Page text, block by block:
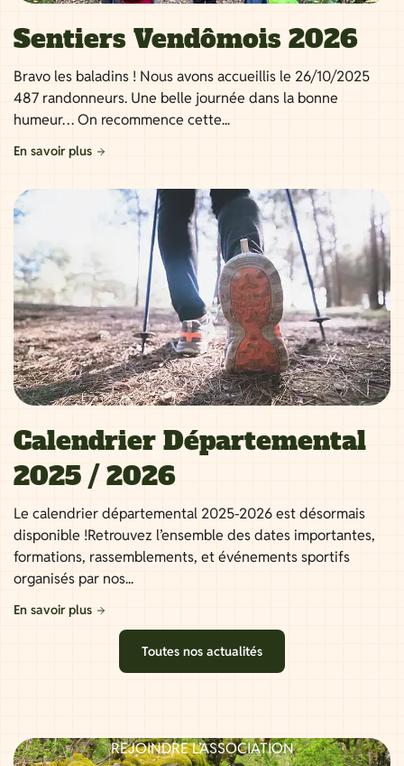
Sentiers Vendômois 2026
Bravo les baladins ! Nous avons accueillis le 26/10/2025
487 randonneurs. Une belle journée dans la bonne
humeur… On recommence cette...
En savoir plus
Calendrier Départemental
2025 / 2026
Le calendrier départemental 2025-2026 est désormais
disponible !Retrouvez l’ensemble des dates importantes,
formations, rassemblements, et événements sportifs
organisés par nos...
En savoir plus
Toutes nos actualités
REJOINDRE L’ASSOCIATION